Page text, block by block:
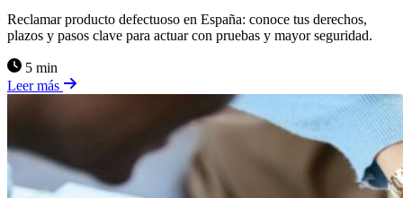
Reclamar producto defectuoso en España: conoce tus derechos,
plazos y pasos clave para actuar con pruebas y mayor seguridad.
5 min
Leer más